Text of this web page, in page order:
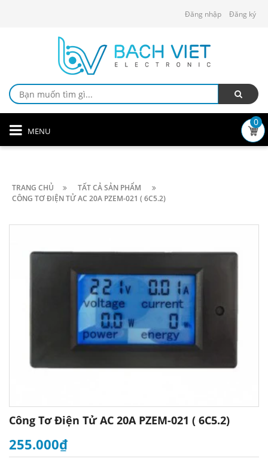
Đăng nhập Đăng ký
MENU
0
TRANG CHỦ
TẤT CẢ SẢN PHẨM
CÔNG TƠ ĐIỆN TỬ AC 20A PZEM-021 ( 6C5.2)
Công Tơ Điện Tử AC 20A PZEM-021 ( 6C5.2)
255.000₫